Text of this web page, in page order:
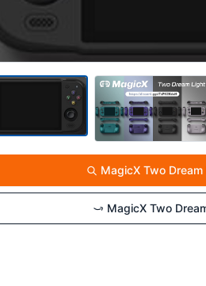
MagicX Two Dream
MagicX Two